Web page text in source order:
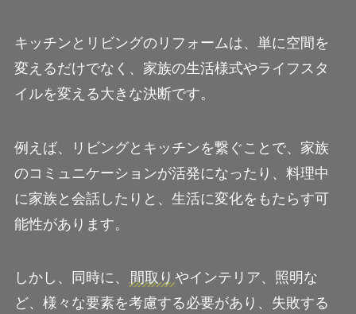
キッチンとリビングのリフォームは、単に空間を
変えるだけでなく、家族の生活様式やライフスタ
イルを変える大きな決断です。
例えば、リビングとキッチンを繋ぐことで、家族
のコミュニケーションが活発になったり、料理中
に家族と会話したりと、生活に変化をもたらす可
能性があります。
しかし、同時に、 間取り やインテリア、照明な
ど、様々な要素を考慮する必要があり、失敗する